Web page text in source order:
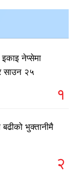
नेप्सेमा
साउन २५
१
भुक्तानीमै
२